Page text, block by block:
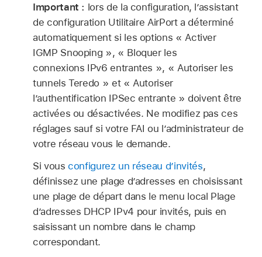
Important : lors de la configuration, l’assistant
de configuration Utilitaire AirPort a déterminé
automatiquement si les options « Activer
IGMP Snooping », « Bloquer les
connexions IPv6 entrantes », « Autoriser les
tunnels Teredo » et « Autoriser
l’authentification IPSec entrante » doivent être
activées ou désactivées. Ne modifiez pas ces
réglages sauf si votre FAI ou l’administrateur de
votre réseau vous le demande.
Si vousconfigurez un réseau d’invités,
définissez une plage d’adresses en choisissant
une plage de départ dans le menu local Plage
d’adresses DHCP IPv4 pour invités, puis en
saisissant un nombre dans le champ
correspondant.